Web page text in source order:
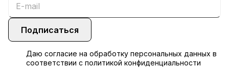
Подписаться
Даю согласие на обработку персональных данных в
соответствии с политикой конфиденциальности